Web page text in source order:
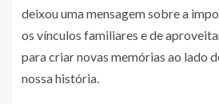
deixou uma mensagem sobre a
os vínculos familiares e de
para criar novas memórias ao lado
nossa história.